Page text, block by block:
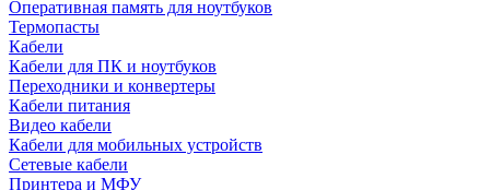
Оперативная память для ноутбуков
Термопасты
Кабели
Кабели для ПК и ноутбуков
Переходники и конвертеры
Кабели питания
Видео кабели
Кабели для мобильных устройств
Сетевые кабели
Принтера и МФУ